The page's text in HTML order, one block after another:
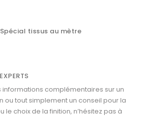
tissus au mètre
informations complémentaires sur un
ou tout simplement un conseil pour la
le choix de la finition, n’hésitez pas à